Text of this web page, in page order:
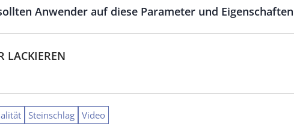
Anwender auf diese Parameter und
LACKIEREN
Steinschlag Video